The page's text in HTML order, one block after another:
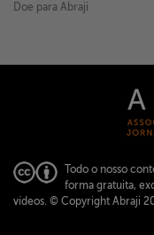
Doe para Abraji
Todo o nosso
forma gratuita,
vídeos. © Copyright Abraji